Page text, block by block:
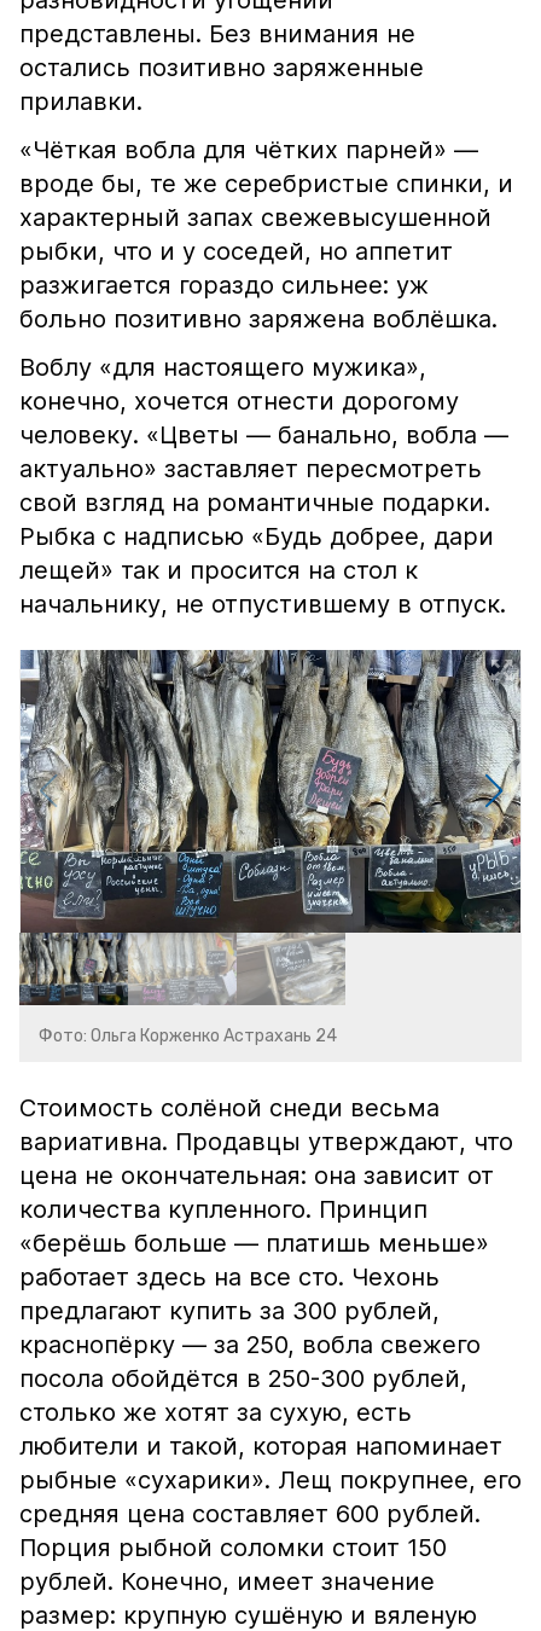
представлены. Без внимания не
остались позитивно заряженные
прилавки.
«Чёткая вобла для чётких парней» —
вроде бы, те же серебристые спинки, и
характерный запах свежевысушенной
рыбки, что и у соседей, но аппетит
разжигается гораздо сильнее: уж
больно позитивно заряжена воблёшка.
Воблу «для настоящего мужика»,
конечно, хочется отнести дорогому
человеку. «Цветы — банально, вобла —
актуально» заставляет пересмотреть
свой взгляд на романтичные подарки.
Рыбка с надписью «Будь добрее, дари
лещей» так и просится на стол к
начальнику, не отпустившему в отпуск.
Фото: Ольга Корженко Астрахань 24
Стоимость солёной снеди весьма
вариативна. Продавцы утверждают, что
цена не окончательная: она зависит от
количества купленного. Принцип
«берёшь больше — платишь меньше»
работает здесь на все сто. Чехонь
предлагают купить за 300 рублей,
краснопёрку — за 250, вобла свежего
посола обойдётся в 250-300 рублей,
столько же хотят за сухую, есть
любители и такой, которая напоминает
рыбные «сухарики». Лещ покрупнее, его
средняя цена составляет 600 рублей.
Порция рыбной соломки стоит 150
рублей. Конечно, имеет значение
размер: крупную сушёную и вяленую